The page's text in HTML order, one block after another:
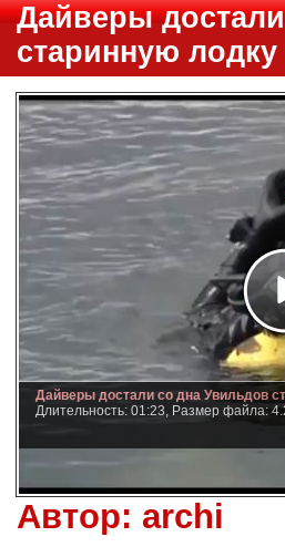
Дайверы
старинную лодку
Дайверы достали со дна Увильдов
Длительность: 01:23, Размер файла:
Автор: archi